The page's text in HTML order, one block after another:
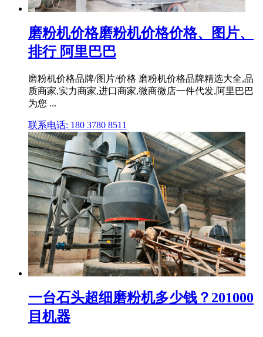
磨粉机价格磨粉机价格价格、图片、
排行 阿里巴巴
磨粉机价格品牌/图片/价格 磨粉机价格品牌精选大全,品
质商家,实力商家,进口商家,微商微店一件代发,阿里巴巴
为您 ...
联系电话: 180 3780 8511
一台石头超细磨粉机多少钱？201000
目机器